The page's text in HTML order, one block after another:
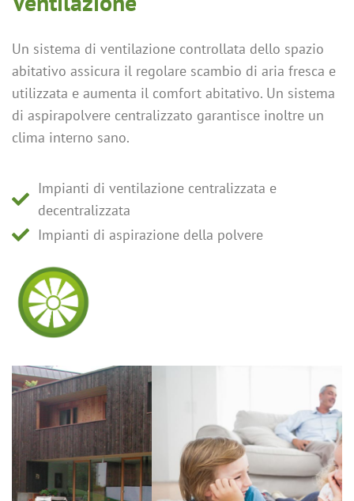
Un sistema di ventilazione controllata dello spazio
abitativo assicura il regolare scambio di aria fresca e
utilizzata e aumenta il comfort abitativo. Un sistema
di aspirapolvere centralizzato garantisce inoltre un
clima interno sano.
Impianti di ventilazione centralizzata e
decentralizzata
Impianti di aspirazione della polvere